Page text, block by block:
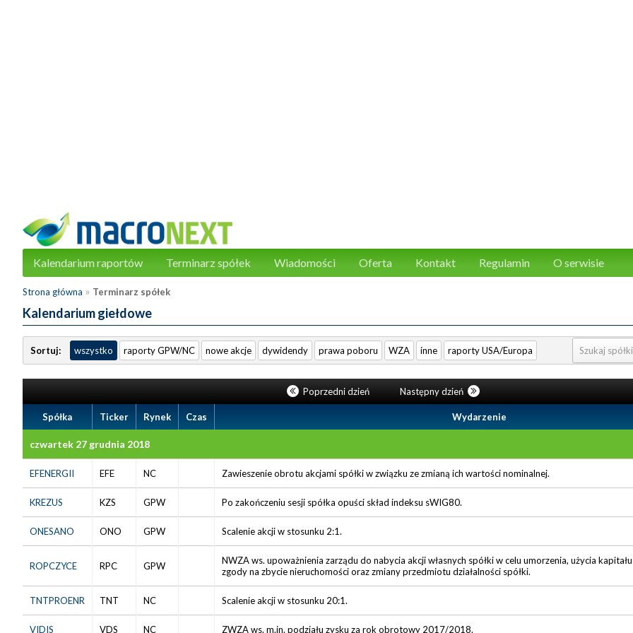
Kalendarium raportów Terminarz spółek Wiadomości Oferta Kontakt Regulamin O serwisie
Strona główna » Terminarz spółek
Kalendarium giełdowe
Sortuj: wszystko raporty GPW/NC nowe akcje dywidendy prawa poboru WZA inne raporty USA/Europa
Poprzedni dzień Następny dzień
Spółka Ticker Rynek Czas Wydarzenie
czwartek 27 grudnia 2018
EFENERGII EFE NC Zawieszenie obrotu akcjami spółki w związku ze zmianą ich wartości nominalnej.
KREZUS KZS GPW Po zakończeniu sesji spółka opuści skład indeksu sWIG80.
ONESANO ONO GPW Scalenie akcji w stosunku 2:1.
ROPCZYCE RPC GPW
NWZA ws. upoważnienia zarządu do nabycia akcji własnych spółki w celu umorzenia, użycia
zgody na zbycie nieruchomości oraz zmiany przedmiotu działalności spółki.
TNTPROENR TNT NC Scalenie akcji w stosunku 20:1.
VIDIS VDS NC ZWZA ws. m.in. podziału zysku za rok obrotowy 2017/2018.